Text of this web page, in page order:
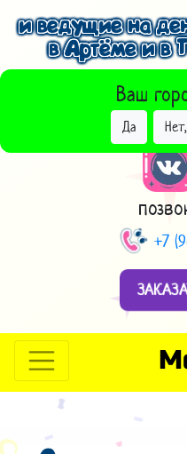
и ведущие на
в Артёме и в
Ваш
Да
ВЫБРАТЬ
+7